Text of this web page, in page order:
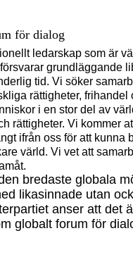
för dialog
ledarskap som är
grundläggande
tid. Vi söker
rättigheter, frihandel
i en stor del av
rättigheter. Vi kommer
ifrån oss för att kunna
värld. Vi vet att
bredaste globala
likasinnade utan
anser att det
globalt forum för